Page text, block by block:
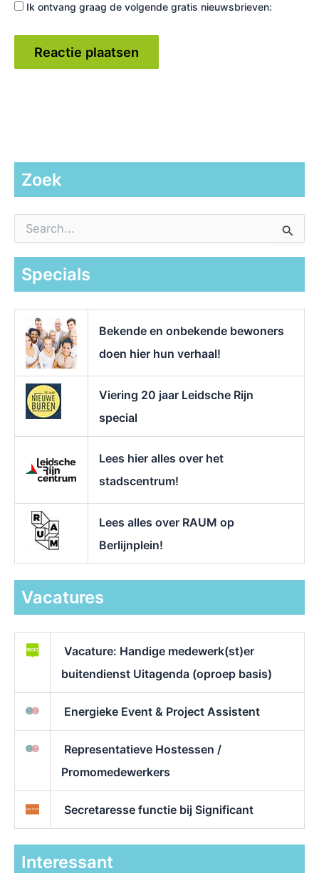
Ik ontvang graag de volgende gratis nieuwsbrieven:
Zoek
a
Specials
Bekende en onbekende bewoners
doen hier hun verhaal!
Viering 20 jaar Leidsche Rijn
special
Lees hier alles over het
stadscentrum!
Lees alles over RAUM op
Berlijnplein!
Vacatures
Vacature: Handige medewerk(st)er
buitendienst Uitagenda (oproep basis)
Energieke Event & Project Assistent
Representatieve Hostessen /
Promomedewerkers
Secretaresse functie bij Significant
Interessant